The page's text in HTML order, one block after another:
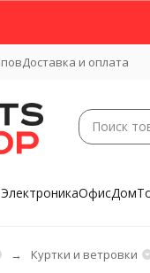
Доставка и оплата
ЭлектроникаОфисДом
Куртки и ветровки